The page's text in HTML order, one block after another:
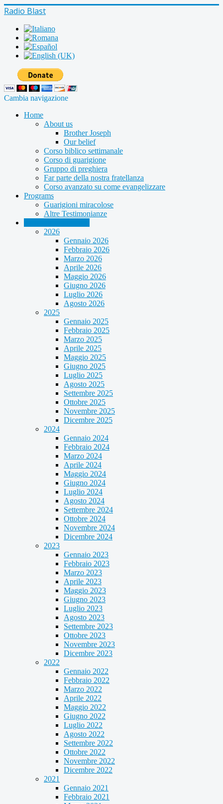
Radio Blast
Cambia navigazione
Home
About us
Brother Joseph
Our belief
Corso biblico settimanale
Corso di guarigione
Gruppo di preghiera
Far parte della nostra fratellanza
Corso avanzato su come evangelizzare
Programs
Guarigioni miracolose
Altre Testimonianze
2026
Gennaio 2026
Febbraio 2026
Marzo 2026
Aprile 2026
Maggio 2026
Giugno 2026
Luglio 2026
Agosto 2026
2025
Gennaio 2025
Febbraio 2025
Marzo 2025
Aprile 2025
Maggio 2025
Giugno 2025
Luglio 2025
Agosto 2025
Settembre 2025
Ottobre 2025
Novembre 2025
Dicembre 2025
2024
Gennaio 2024
Febbraio 2024
Marzo 2024
Aprile 2024
Maggio 2024
Giugno 2024
Luglio 2024
Agosto 2024
Settembre 2024
Ottobre 2024
Novembre 2024
Dicembre 2024
2023
Gennaio 2023
Febbraio 2023
Marzo 2023
Aprile 2023
Maggio 2023
Giugno 2023
Luglio 2023
Agosto 2023
Settembre 2023
Ottobre 2023
Novembre 2023
Dicembre 2023
2022
Gennaio 2022
Febbraio 2022
Marzo 2022
Aprile 2022
Maggio 2022
Giugno 2022
Luglio 2022
Agosto 2022
Settembre 2022
Ottobre 2022
Novembre 2022
Dicembre 2022
2021
Gennaio 2021
Febbraio 2021